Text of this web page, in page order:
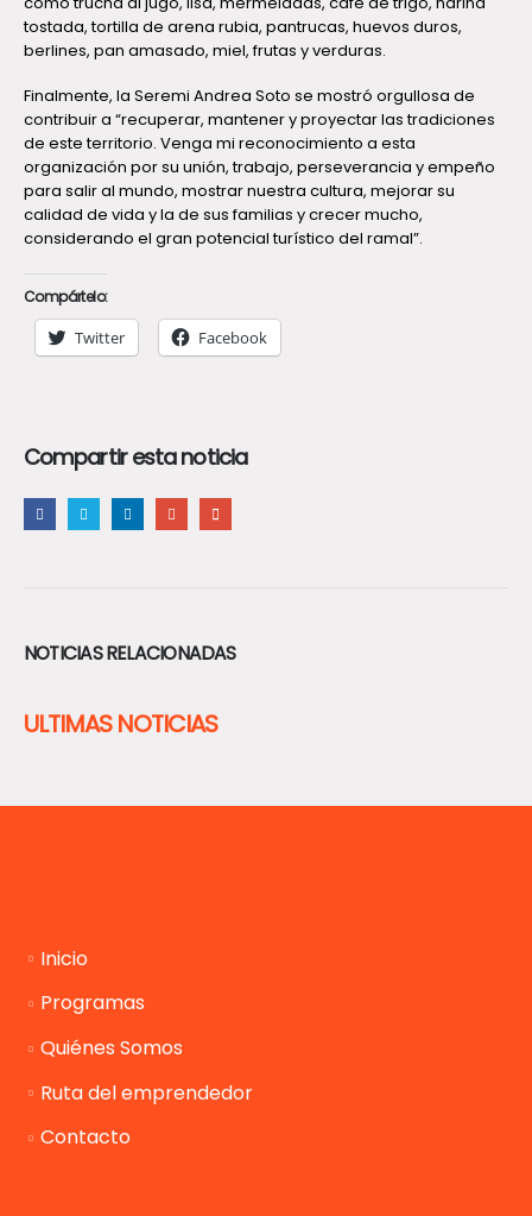
tostada, tortilla de arena rubia, pantrucas, huevos duros,
berlines, pan amasado, miel, frutas y verduras.
Finalmente, la Seremi Andrea Soto se mostró orgullosa de
contribuir a “recuperar, mantener y proyectar las tradiciones
de este territorio. Venga mi reconocimiento a esta
organización por su unión, trabajo, perseverancia y empeño
para salir al mundo, mostrar nuestra cultura, mejorar su
calidad de vida y la de sus familias y crecer mucho,
considerando el gran potencial turístico del ramal”.
Compártelo:
Twitter Facebook
Compartir esta noticia
NOTICIAS RELACIONADAS
ULTIMAS NOTICIAS
Inicio
Programas
Quiénes Somos
Ruta del emprendedor
Contacto